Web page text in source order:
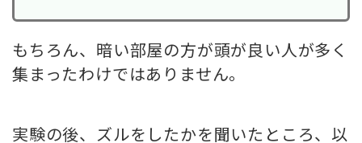
もちろん、暗い部屋の方が頭が良い人が多く
集まったわけではありません。
実験の後、ズルをしたかを聞いたところ、以